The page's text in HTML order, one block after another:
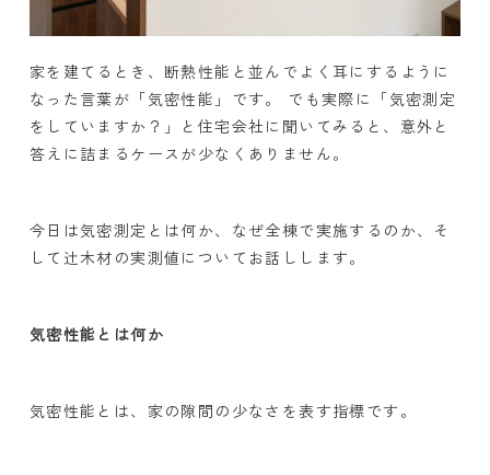
家を建てるとき、断熱性能と並んでよく耳にするように
なった言葉が「気密性能」です。 でも実際に「気密測定
をしていますか？」と住宅会社に聞いてみると、意外と
答えに詰まるケースが少なくありません。
今日は気密測定とは何か、なぜ全棟で実施するのか、そ
して辻木材の実測値についてお話しします。
気密性能とは何か
気密性能とは、家の隙間の少なさを表す指標です。